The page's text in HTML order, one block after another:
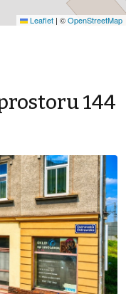
Leaflet | ©OpenStreetMap
144